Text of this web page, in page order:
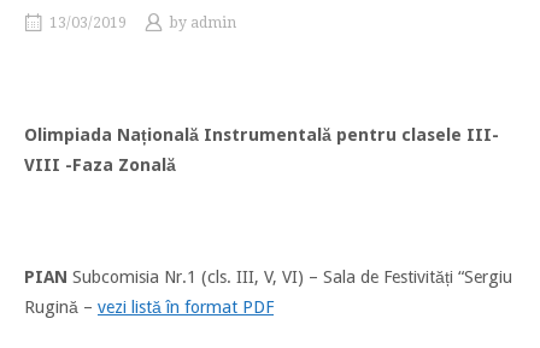
13/03/2019 by admin
Olimpiada Națională Instrumentală pentru clasele III-
VIII -Faza Zonală
PIAN Subcomisia Nr.1 (cls. III, V, VI) – Sala de Festivități “Sergiu
Rugină – vezi listă în format PDF